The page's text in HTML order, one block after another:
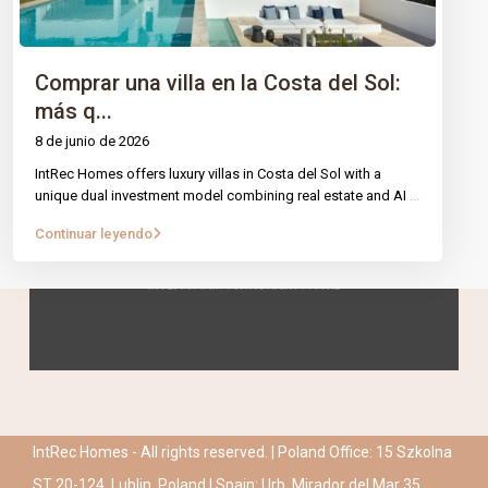
Comprar una villa en la Costa del Sol:
más q...
8 de junio de 2026
IntRec Homes offers luxury villas in Costa del Sol with a
unique dual investment model combining real estate and AI
Continuar leyendo
IntRec Homes - All rights reserved. | Poland Office: 15 Szkolna